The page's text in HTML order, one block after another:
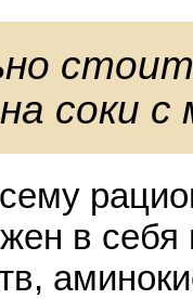
соки
в себя